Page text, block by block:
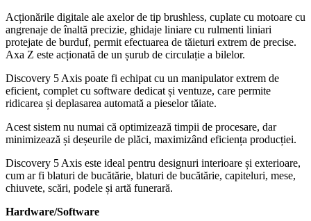
Acționările digitale ale axelor de tip brushless, cuplate cu motoare cu
angrenaje de înaltă precizie, ghidaje liniare cu rulmenti liniari
protejate de burduf, permit efectuarea de tăieturi extrem de precise.
Axa Z este acționată de un șurub de circulație a bilelor.
Discovery 5 Axis poate fi echipat cu un manipulator extrem de
eficient, complet cu software dedicat și ventuze, care permite
ridicarea și deplasarea automată a pieselor tăiate.
Acest sistem nu numai că optimizează timpii de procesare, dar
minimizează și deșeurile de plăci, maximizând eficiența producției.
Discovery 5 Axis este ideal pentru designuri interioare și exterioare,
cum ar fi blaturi de bucătărie, blaturi de bucătărie, capiteluri, mese,
chiuvete, scări, podele și artă funerară.
Hardware/Software